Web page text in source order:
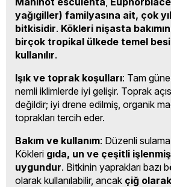
yağıgiller) familyasına ait, çok
bitkisidir. Kökleri nişasta
birçok tropikal ülkede temel
kullanılır.
Işık ve toprak koşulları: Tam
nemli iklimlerde iyi gelişir. Toprak
değildir; iyi drene edilmiş, organik
toprakları tercih eder.
Bakım ve kullanım: Düzenli sulama
Kökleri gıda, un ve çeşitli
uygundur. Bitkinin yaprakları bazı
olarak kullanılabilir, ancak çiğ